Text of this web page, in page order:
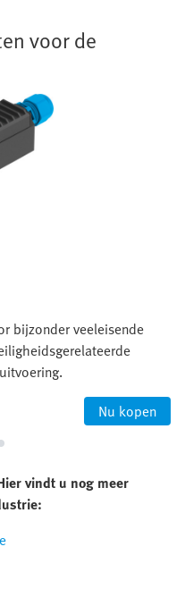
voor de
bijzonder veeleisende
Nu kopen
vindt u nog meer